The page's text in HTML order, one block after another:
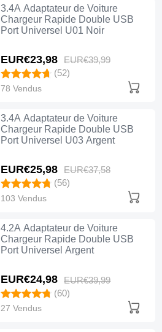
3.4A Adaptateur de Voiture
Chargeur Rapide Double USB
Port Universel U01 Noir
EUR€23,98 EUR€39,99
(52)
78 Vendus
3.4A Adaptateur de Voiture
Chargeur Rapide Double USB
Port Universel U03 Argent
EUR€25,98 EUR€37,58
(56)
103 Vendus
4.2A Adaptateur de Voiture
Chargeur Rapide Double USB
Port Universel Argent
EUR€24,98 EUR€39,99
(60)
27 Vendus